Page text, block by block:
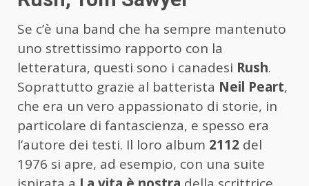
Se c’è una band che ha sempre mantenuto
uno strettissimo rapporto con la
letteratura, questi sono i canadesi Rush.
Soprattutto grazie al batterista Neil Peart,
che era un vero appassionato di storie, in
particolare di fantascienza, e spesso era
l’autore dei testi. Il loro album 2112 del
1976 si apre, ad esempio, con una suite